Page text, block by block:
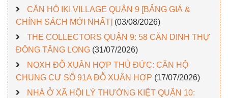
CĂN HỘ IKI VILLAGE QUẬN 9 [BẢNG GIÁ &
CHÍNH SÁCH MỚI NHẤT] (03/08/2026)
THE COLLECTORS QUẬN 9: 58 CĂN DINH THỰ
ĐÔNG TĂNG LONG (31/07/2026)
NOXH ĐỖ XUÂN HỢP THỦ ĐỨC: CĂN HỘ
CHUNG CƯ SỐ 91A ĐỖ XUÂN HỢP (17/07/2026)
NHÀ Ở XÃ HỘI LÝ THƯỜNG KIỆT QUẬN 10: